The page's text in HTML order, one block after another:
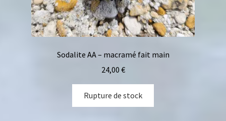
Sodalite AA – macramé fait main
24,00 €
Rupture de stock